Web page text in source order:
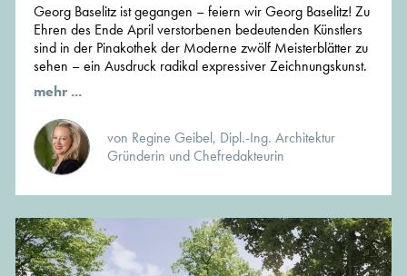
Georg Baselitz ist gegangen – feiern wir Georg Baselitz! Zu
Ehren des Ende April verstorbenen bedeutenden Künstlers
sind in der Pinakothek der Moderne zwölf Meisterblätter zu
sehen – ein Ausdruck radikal expressiver Zeichnungskunst.
mehr ...
von Regine Geibel, Dipl.-Ing. Architektur
Gründerin und Chefredakteurin